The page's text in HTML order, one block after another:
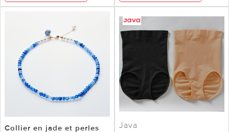
Collier en jade et perles
Java